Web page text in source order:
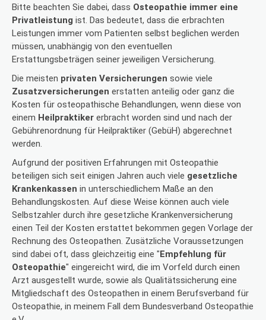
Bitte beachten Sie dabei, dass Osteopathie immer eine
Privatleistung ist. Das bedeutet, dass die erbrachten
Leistungen immer vom Patienten selbst beglichen werden
müssen, unabhängig von den eventuellen
Erstattungsbeträgen seiner jeweiligen Versicherung.
Die meisten privaten Versicherungen sowie viele
Zusatzversicherungen erstatten anteilig oder ganz die
Kosten für osteopathische Behandlungen, wenn diese von
einem Heilpraktiker erbracht worden sind und nach der
Gebührenordnung für Heilpraktiker (GebüH) abgerechnet
werden.
Aufgrund der positiven Erfahrungen mit Osteopathie
beteiligen sich seit einigen Jahren auch viele gesetzliche
Krankenkassen in unterschiedlichem Maße an den
Behandlungskosten. Auf diese Weise können auch viele
Selbstzahler durch ihre gesetzliche Krankenversicherung
einen Teil der Kosten erstattet bekommen gegen Vorlage der
Rechnung des Osteopathen. Zusätzliche Voraussetzungen
sind dabei oft, dass gleichzeitig eine "Empfehlung für
Osteopathie" eingereicht wird, die im Vorfeld durch einen
Arzt ausgestellt wurde, sowie als Qualitätssicherung eine
Mitgliedschaft des Osteopathen in einem Berufsverband für
Osteopathie, in meinem Fall dem Bundesverband Osteopathie